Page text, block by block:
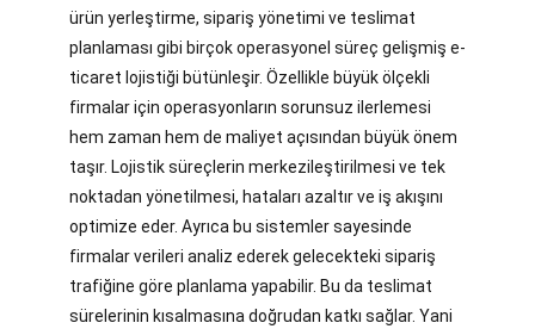
ürün yerleştirme, sipariş yönetimi ve teslimat
planlaması gibi birçok operasyonel süreç gelişmiş e-
ticaret lojistiği bütünleşir. Özellikle büyük ölçekli
firmalar için operasyonların sorunsuz ilerlemesi
hem zaman hem de maliyet açısından büyük önem
taşır. Lojistik süreçlerin merkezileştirilmesi ve tek
noktadan yönetilmesi, hataları azaltır ve iş akışını
optimize eder. Ayrıca bu sistemler sayesinde
firmalar verileri analiz ederek gelecekteki sipariş
trafiğine göre planlama yapabilir. Bu da teslimat
sürelerinin kısalmasına doğrudan katkı sağlar. Yani